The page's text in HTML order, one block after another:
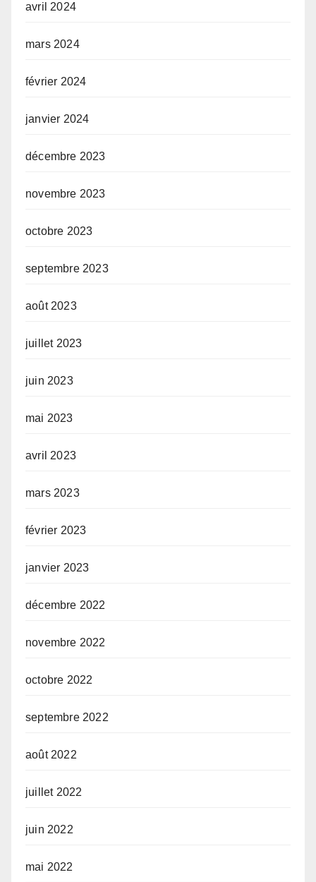
avril 2024
mars 2024
février 2024
janvier 2024
décembre 2023
novembre 2023
octobre 2023
septembre 2023
août 2023
juillet 2023
juin 2023
mai 2023
avril 2023
mars 2023
février 2023
janvier 2023
décembre 2022
novembre 2022
octobre 2022
septembre 2022
août 2022
juillet 2022
juin 2022
mai 2022